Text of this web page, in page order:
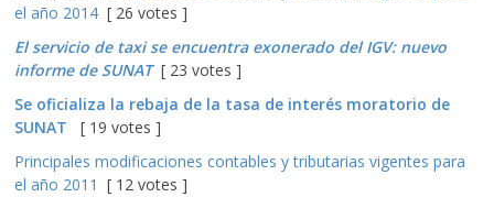
el año 2014 [ 26 votes ]
El servicio de taxi se encuentra exonerado del IGV: nuevo
informe de SUNAT[ 23 votes ]
Se oficializa la rebaja de la tasa de interés moratorio de
SUNAT
[ 19 votes ]
Principales modificaciones contables y tributarias vigentes para
el año 2011 [ 12 votes ]